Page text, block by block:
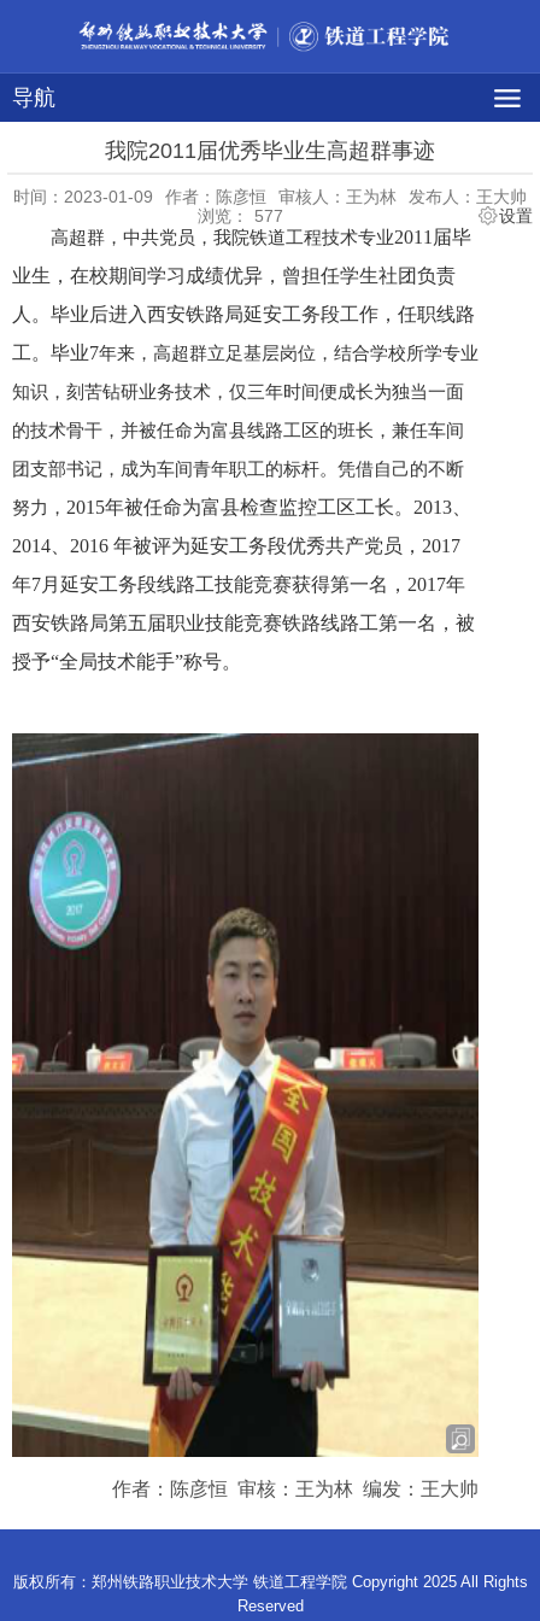
导航
我院2011届优秀毕业生高超群事迹
时间：2023-01-09 作者：陈彦恒 审核人：王为林
发布人：王大帅
浏览：
577
设置
高超群，中共党员，我院铁道工程技术专业2011届毕
业生，在校期间学习成绩优异，曾担任学生社团负责
人。毕业后进入西安铁路局延安工务段工作，任职线路
工。毕业7年来，高超群立足基层岗位，结合学校所学专业
知识，刻苦钻研业务技术，仅三年时间便成长为独当一面
的技术骨干，并被任命为富县线路工区的班长，兼任车间
团支部书记，成为车间青年职工的标杆。凭借自己的不断
努力， 2015年被任命为富县检查监控工区工长。2013、
2014、2016 年被评为延安工务段优秀共产党员，2017
年7月延安工务段线路工技能竞赛获得第一名，2017年
西安铁路局第五届职业技能竞赛铁路线路工第一名，被
授予“全局技术能手”称号。
作者： 陈彦恒 审核： 王为林 编发：王大帅
版权所有：郑州铁路职业技术大学 铁道工程学院 Copyright 2025 All Rights
Reserved